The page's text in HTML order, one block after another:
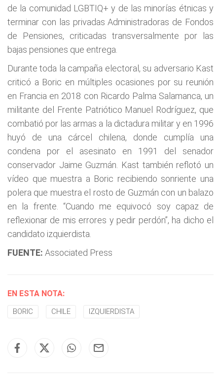
de la comunidad LGBTIQ+ y de las minorías étnicas y
terminar con las privadas Administradoras de Fondos
de Pensiones, criticadas transversalmente por las
bajas pensiones que entrega.
Durante toda la campaña electoral, su adversario Kast
criticó a Boric en múltiples ocasiones por su reunión
en Francia en 2018 con Ricardo Palma Salamanca, un
militante del Frente Patriótico Manuel Rodríguez, que
combatió por las armas a la dictadura militar y en 1996
huyó de una cárcel chilena, donde cumplía una
condena por el asesinato en 1991 del senador
conservador Jaime Guzmán. Kast también reflotó un
vídeo que muestra a Boric recibiendo sonriente una
polera que muestra el rosto de Guzmán con un balazo
en la frente. “Cuando me equivocó soy capaz de
reflexionar de mis errores y pedir perdón”, ha dicho el
candidato izquierdista.
FUENTE: Associated Press
EN ESTA NOTA:
BORIC CHILE IZQUIERDISTA